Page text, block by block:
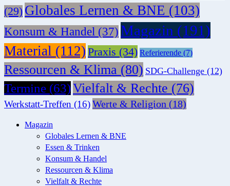
(29) Globales Lernen & BNE (103)
Konsum & Handel (37) Magazin (191)
Material (112) Praxis (34) Referierende (7)
Ressourcen & Klima (80) SDG-Challenge (12)
Termine (63)Vielfalt & Rechte (76)
Werkstatt-Treffen (16)Werte & Religion (18)
Magazin
Globales Lernen & BNE
Essen & Trinken
Konsum & Handel
Ressourcen & Klima
Vielfalt & Rechte